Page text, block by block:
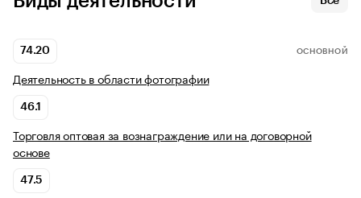
74.20 ОСНОВНОЙ
Деятельность в области фотографии
46.1
Торговля оптовая за вознаграждение или на договорной
основе
47.5